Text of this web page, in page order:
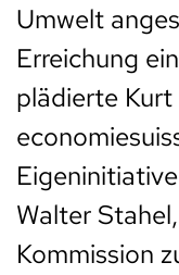
Umwelt
Erreichung
plädierte
Walter
Kommission